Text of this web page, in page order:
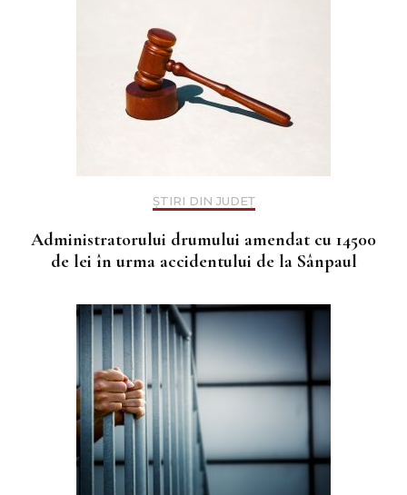
ȘTIRI DIN JUDEȚ
Administratorului drumului amendat cu 14500
de lei în urma accidentului de la Sânpaul